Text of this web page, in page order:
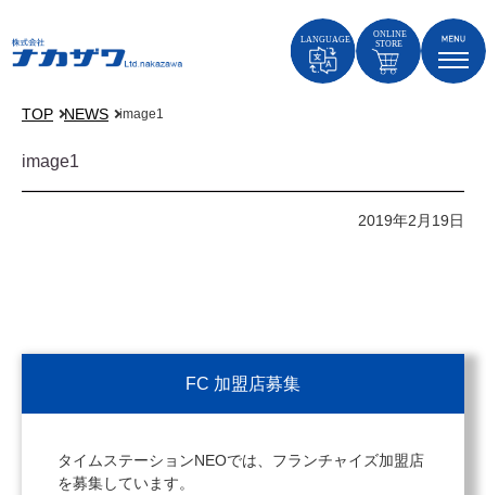
TOP NEWS image1
image1
2019年2月19日
FC 加盟店募集
タイムステーションNEOでは、フランチャイズ加盟店
を募集しています。